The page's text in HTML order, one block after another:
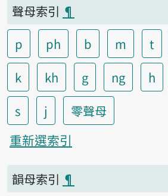
聲母索引 ¶
p
ph b m t
k
kh g ng h
s
j
零聲母
重新選索引
韻母索引 ¶